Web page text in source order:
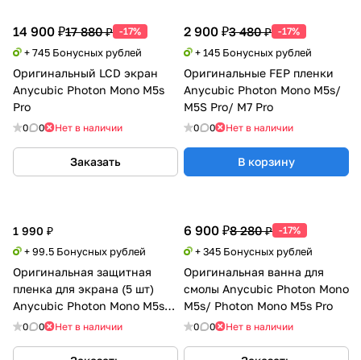
14 900 ₽17 880 ₽ -17%
+ 745 Бонусных рублей
Оригинальный LCD экран
Anycubic Photon Mono M5s
Pro
0 0 Нет в наличии
Заказать
2 900 ₽3 480 ₽ -17%
+ 145 Бонусных рублей
Оригинальные FEP пленки
Anycubic Photon Mono M5s/
M5S Pro/ M7 Pro
0 0 Нет в наличии
В корзину
1 990 ₽
+ 99.5 Бонусных рублей
Оригинальная защитная
пленка для экрана (5 шт)
Anycubic Photon Mono M5s/
Photon Mono M5s Pro
0 0 Нет в наличии
6 900 ₽8 280 ₽ -17%
+ 345 Бонусных рублей
Оригинальная ванна для
смолы Anycubic Photon Mono
M5s/ Photon Mono M5s Pro
0 0 Нет в наличии